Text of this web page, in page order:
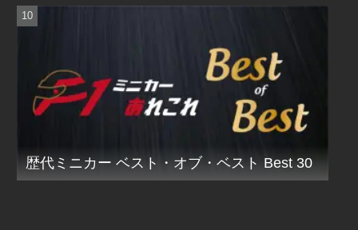
歴代ミニカー ベスト・オブ・ベスト Best 30